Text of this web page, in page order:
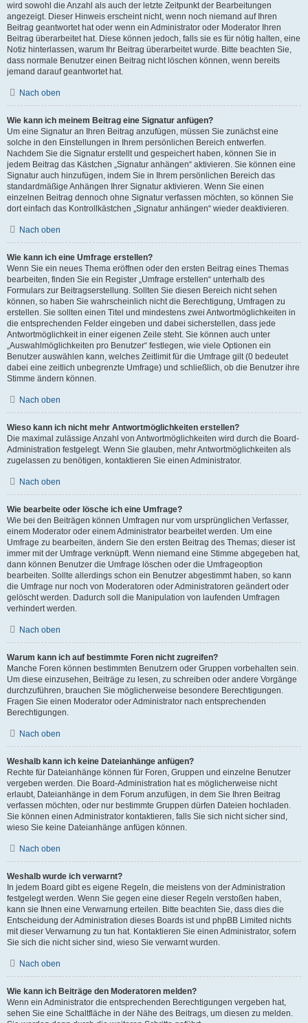
wird sowohl die Anzahl als auch der letzte Zeitpunkt der Bearbeitungen
angezeigt. Dieser Hinweis erscheint nicht, wenn noch niemand auf Ihren
Beitrag geantwortet hat oder wenn ein Administrator oder Moderator Ihren
Beitrag überarbeitet hat. Diese können jedoch, falls sie es für nötig halten, eine
Notiz hinterlassen, warum Ihr Beitrag überarbeitet wurde. Bitte beachten Sie,
dass normale Benutzer einen Beitrag nicht löschen können, wenn bereits
jemand darauf geantwortet hat.
Nach oben
Wie kann ich meinem Beitrag eine Signatur anfügen?
Um eine Signatur an Ihren Beitrag anzufügen, müssen Sie zunächst eine
solche in den Einstellungen in Ihrem persönlichen Bereich entwerfen.
Nachdem Sie die Signatur erstellt und gespeichert haben, können Sie in
jedem Beitrag das Kästchen „Signatur anhängen“ aktivieren. Sie können eine
Signatur auch hinzufügen, indem Sie in Ihrem persönlichen Bereich das
standardmäßige Anhängen Ihrer Signatur aktivieren. Wenn Sie einen
einzelnen Beitrag dennoch ohne Signatur verfassen möchten, so können Sie
dort einfach das Kontrollkästchen „Signatur anhängen“ wieder deaktivieren.
Nach oben
Wie kann ich eine Umfrage erstellen?
Wenn Sie ein neues Thema eröffnen oder den ersten Beitrag eines Themas
bearbeiten, finden Sie ein Register „Umfrage erstellen“ unterhalb des
Formulars zur Beitragserstellung. Sollten Sie diesen Bereich nicht sehen
können, so haben Sie wahrscheinlich nicht die Berechtigung, Umfragen zu
erstellen. Sie sollten einen Titel und mindestens zwei Antwortmöglichkeiten in
die entsprechenden Felder eingeben und dabei sicherstellen, dass jede
Antwortmöglichkeit in einer eigenen Zeile steht. Sie können auch unter
„Auswahlmöglichkeiten pro Benutzer“ festlegen, wie viele Optionen ein
Benutzer auswählen kann, welches Zeitlimit für die Umfrage gilt (0 bedeutet
dabei eine zeitlich unbegrenzte Umfrage) und schließlich, ob die Benutzer ihre
Stimme ändern können.
Nach oben
Wieso kann ich nicht mehr Antwortmöglichkeiten erstellen?
Die maximal zulässige Anzahl von Antwortmöglichkeiten wird durch die Board-
Administration festgelegt. Wenn Sie glauben, mehr Antwortmöglichkeiten als
zugelassen zu benötigen, kontaktieren Sie einen Administrator.
Nach oben
Wie bearbeite oder lösche ich eine Umfrage?
Wie bei den Beiträgen können Umfragen nur vom ursprünglichen Verfasser,
einem Moderator oder einem Administrator bearbeitet werden. Um eine
Umfrage zu bearbeiten, ändern Sie den ersten Beitrag des Themas; dieser ist
immer mit der Umfrage verknüpft. Wenn niemand eine Stimme abgegeben hat,
dann können Benutzer die Umfrage löschen oder die Umfrageoption
bearbeiten. Sollte allerdings schon ein Benutzer abgestimmt haben, so kann
die Umfrage nur noch von Moderatoren oder Administratoren geändert oder
gelöscht werden. Dadurch soll die Manipulation von laufenden Umfragen
verhindert werden.
Nach oben
Warum kann ich auf bestimmte Foren nicht zugreifen?
Manche Foren können bestimmten Benutzern oder Gruppen vorbehalten sein.
Um diese einzusehen, Beiträge zu lesen, zu schreiben oder andere Vorgänge
durchzuführen, brauchen Sie möglicherweise besondere Berechtigungen.
Fragen Sie einen Moderator oder Administrator nach entsprechenden
Berechtigungen.
Nach oben
Weshalb kann ich keine Dateianhänge anfügen?
Rechte für Dateianhänge können für Foren, Gruppen und einzelne Benutzer
vergeben werden. Die Board-Administration hat es möglicherweise nicht
erlaubt, Dateianhänge in dem Forum anzufügen, in dem Sie Ihren Beitrag
verfassen möchten, oder nur bestimmte Gruppen dürfen Dateien hochladen.
Sie können einen Administrator kontaktieren, falls Sie sich nicht sicher sind,
wieso Sie keine Dateianhänge anfügen können.
Nach oben
Weshalb wurde ich verwarnt?
In jedem Board gibt es eigene Regeln, die meistens von der Administration
festgelegt werden. Wenn Sie gegen eine dieser Regeln verstoßen haben,
kann sie Ihnen eine Verwarnung erteilen. Bitte beachten Sie, dass dies die
Entscheidung der Administration dieses Boards ist und phpBB Limited nichts
mit dieser Verwarnung zu tun hat. Kontaktieren Sie einen Administrator, sofern
Sie sich die nicht sicher sind, wieso Sie verwarnt wurden.
Nach oben
Wie kann ich Beiträge den Moderatoren melden?
Wenn ein Administrator die entsprechenden Berechtigungen vergeben hat,
sehen Sie eine Schaltfläche in der Nähe des Beitrags, um diesen zu melden.